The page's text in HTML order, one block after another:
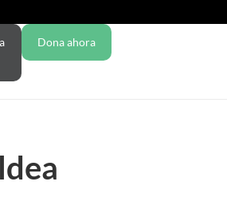
Dona ahora